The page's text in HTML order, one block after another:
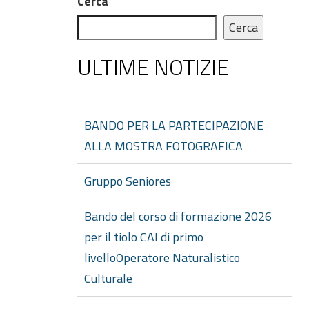
Cerca
ULTIME NOTIZIE
BANDO PER LA PARTECIPAZIONE
ALLA MOSTRA FOTOGRAFICA
Gruppo Seniores
Bando del corso di formazione 2026
per il tiolo CAI di primo
livelloOperatore Naturalistico
Culturale